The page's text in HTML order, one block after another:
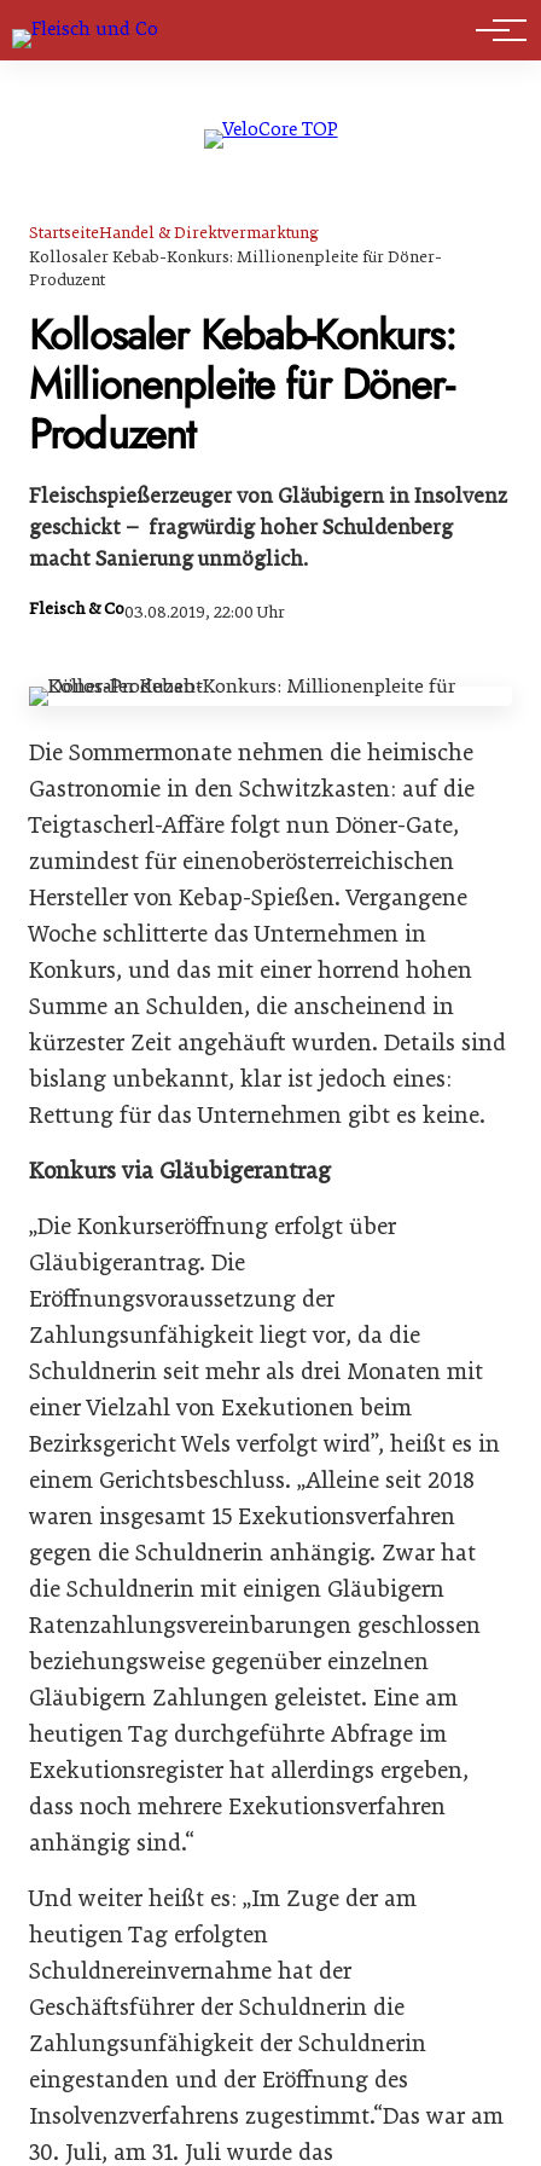
Marktführer
StartseiteHandel & Direktvermarktung
Kollosaler Kebab-Konkurs: Millionenpleite für Döner-
Produzent
Kollosaler Kebab-Konkurs:
Millionenpleite für Döner-
Produzent
Fleischspießerzeuger von Gläubigern in Insolvenz
geschickt – fragwürdig hoher Schuldenberg
macht Sanierung unmöglich.
Fleisch & Co03.08.2019, 22:00 Uhr
Die Sommermonate nehmen die heimische
Gastronomie in den Schwitzkasten: auf die
Teigtascherl-Affäre folgt nun Döner-Gate,
zumindest für einenoberösterreichischen
Hersteller von Kebap-Spießen. Vergangene
Woche schlitterte das Unternehmen in
Konkurs, und das mit einer horrend hohen
Summe an Schulden, die anscheinend in
kürzester Zeit angehäuft wurden. Details sind
bislang unbekannt, klar ist jedoch eines:
Rettung für das Unternehmen gibt es keine.
Konkurs via Gläubigerantrag
„Die Konkurseröffnung erfolgt über
Gläubigerantrag. Die
Eröffnungsvoraussetzung der
Zahlungsunfähigkeit liegt vor, da die
Schuldnerin seit mehr als drei Monaten mit
einer Vielzahl von Exekutionen beim
Bezirksgericht Wels verfolgt wird”, heißt es in
einem Gerichtsbeschluss. „Alleine seit 2018
waren insgesamt 15 Exekutionsverfahren
gegen die Schuldnerin anhängig. Zwar hat
die Schuldnerin mit einigen Gläubigern
Ratenzahlungsvereinbarungen geschlossen
beziehungsweise gegenüber einzelnen
Gläubigern Zahlungen geleistet. Eine am
heutigen Tag durchgeführte Abfrage im
Exekutionsregister hat allerdings ergeben,
dass noch mehrere Exekutionsverfahren
anhängig sind.“
Und weiter heißt es: „Im Zuge der am
heutigen Tag erfolgten
Schuldnereinvernahme hat der
Geschäftsführer der Schuldnerin die
Zahlungsunfähigkeit der Schuldnerin
eingestanden und der Eröffnung des
Insolvenzverfahrens zugestimmt.“Das war am
30. Juli, am 31. Juli wurde das